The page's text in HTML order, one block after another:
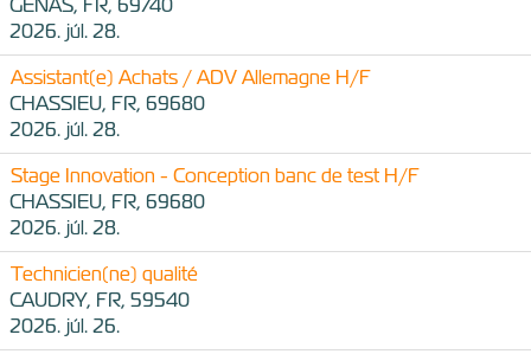
GENAS, FR, 69740
2026. júl. 28.
Assistant(e) Achats / ADV Allemagne H/F
CHASSIEU, FR, 69680
2026. júl. 28.
Stage Innovation - Conception banc de test H/F
CHASSIEU, FR, 69680
2026. júl. 28.
Technicien(ne) qualité
CAUDRY, FR, 59540
2026. júl. 26.